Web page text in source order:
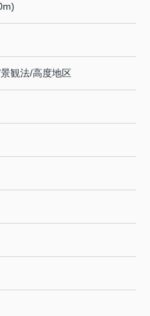
観法/高度地区